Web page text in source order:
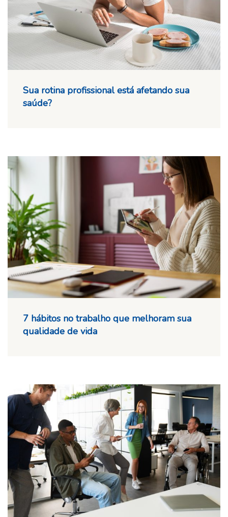
Sua rotina profissional está afetando sua
saúde?
7 hábitos no trabalho que melhoram sua
qualidade de vida